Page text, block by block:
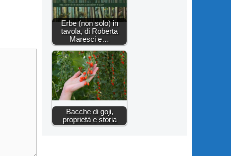
Erbe (non solo) in
tavola, di Roberta
Maresci e…
Bacche di goji,
proprietà e storia